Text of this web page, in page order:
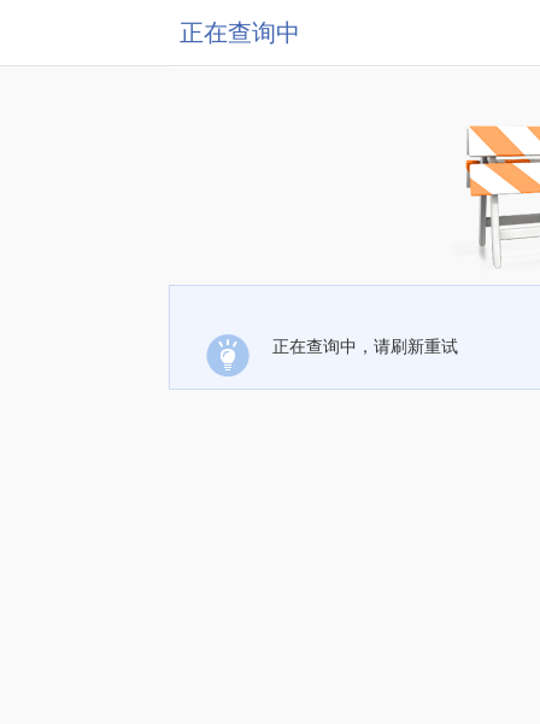
正在查询中
正在查询中，请刷新重试